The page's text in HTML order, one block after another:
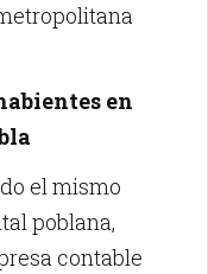
en
el mismo
poblana,
contable